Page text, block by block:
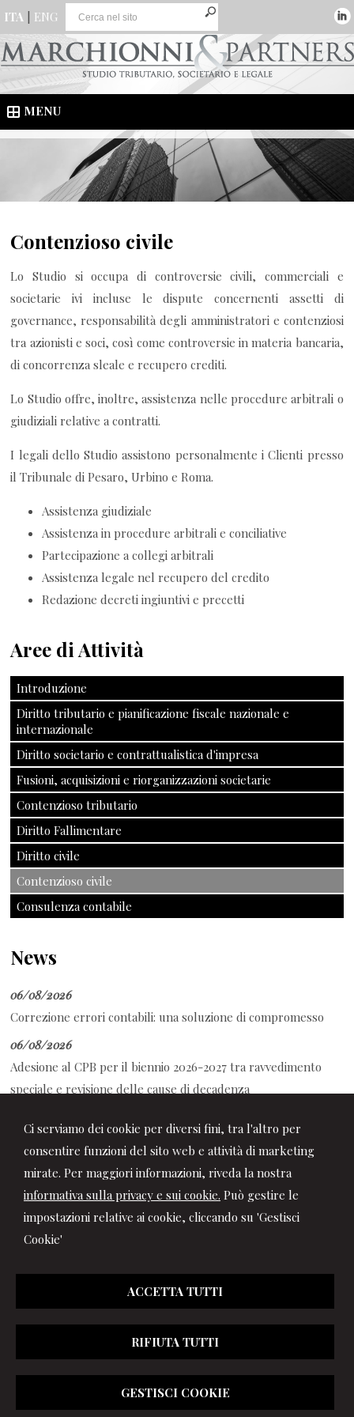
Ci serviamo dei cookie per diversi fini, tra l'altro per
consentire funzioni del sito web e attività di marketing
mirate. Per maggiori informazioni, riveda la nostra
informativa sulla privacy e sui cookie. Può gestire le
impostazioni relative ai cookie, cliccando su 'Gestisci
Cookie'
ACCETTA TUTTI
RIFIUTA TUTTI
GESTISCI COOKIE
ITA ENG
MENU
Contenzioso civile
Lo Studio si occupa di controversie civili, commerciali e
societarie ivi incluse le dispute concernenti assetti di
governance, responsabilità degli amministratori e contenziosi
tra azionisti e soci, così come controversie in materia bancaria,
di concorrenza sleale e recupero crediti.
Lo Studio offre, inoltre, assistenza nelle procedure arbitrali o
giudiziali relative a contratti.
I legali dello Studio assistono personalmente i Clienti presso
il Tribunale di Pesaro, Urbino e Roma.
Assistenza giudiziale
Assistenza in procedure arbitrali e conciliative
Partecipazione a collegi arbitrali
Assistenza legale nel recupero del credito
Redazione decreti ingiuntivi e precetti
Aree di Attività
Introduzione
Diritto tributario e pianificazione fiscale nazionale e
internazionale
Diritto societario e contrattualistica d'impresa
Fusioni, acquisizioni e riorganizzazioni societarie
Contenzioso tributario
Diritto Fallimentare
Diritto civile
Contenzioso civile
Consulenza contabile
News
06/08/2026
Correzione errori contabili: una soluzione di compromesso
06/08/2026
Adesione al CPB per il biennio 2026-2027 tra ravvedimento
speciale e revisione delle cause di decadenza
Decreto PA: le novità per ferie, retribuzione, prescrizione
crediti di lavoro e contrasto al caporalato
© 2026 Copyright Studio Marchionni & Partners. Tutti i diritti
riservati | P.IVA 01064400417 |Gestisci Cookie|Privacy|